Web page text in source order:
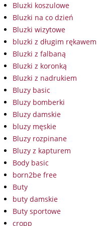
Bluzki koszulowe
Bluzki na co dzień
Bluzki wizytowe
bluzki z długim rękawem
Bluzki z falbaną
Bluzki z koronką
Bluzki z nadrukiem
Bluzy basic
Bluzy bomberki
Bluzy damskie
bluzy męskie
Bluzy rozpinane
Bluzy z kapturem
Body basic
born2be free
Buty
buty damskie
Buty sportowe
cropp